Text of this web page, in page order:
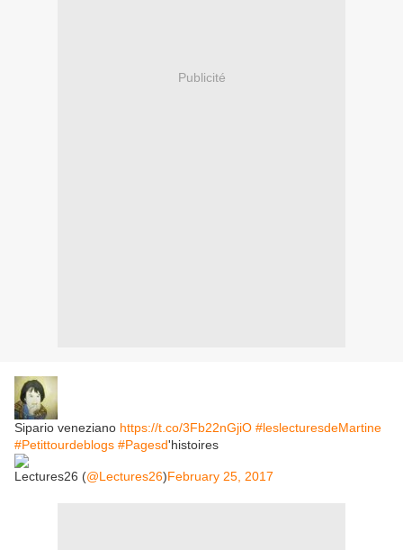
Publicité
Sipario veneziano https://t.co/3Fb22nGjiO #leslecturesdeMartine
#Petittourdeblogs #Pagesd'histoires
Lectures26 (@Lectures26)February 25, 2017